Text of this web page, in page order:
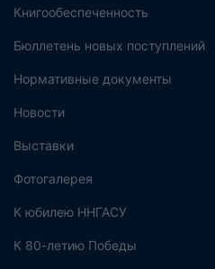
Книгообеспеченность
Бюллетень новых поступлений
Нормативные документы
Новости
Выставки
Фотогалерея
К юбилею ННГАСУ
К 80-летию Победы